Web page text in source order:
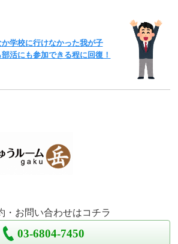
学校に行けなかった我が子
活にも参加できる程に回復！
・お問い合わせはコチラ
03-6804-7450